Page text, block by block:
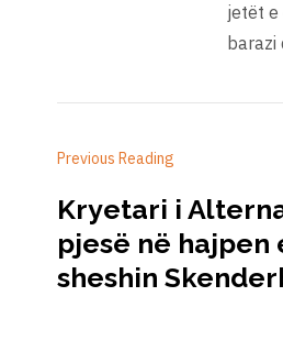
jetët e
Previous Reading
Kryetari i
pjesë në hajpen
sheshin